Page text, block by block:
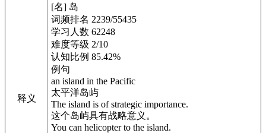
释义
[名] 岛
词频排名 2239/55435
学习人数 62248
难度等级 2/10
认知比例 85.42%
例句
an island in the Pacific
太平洋岛屿
The island is of strategic importance.
这个岛屿具有战略意义。
You can helicopter to the island.